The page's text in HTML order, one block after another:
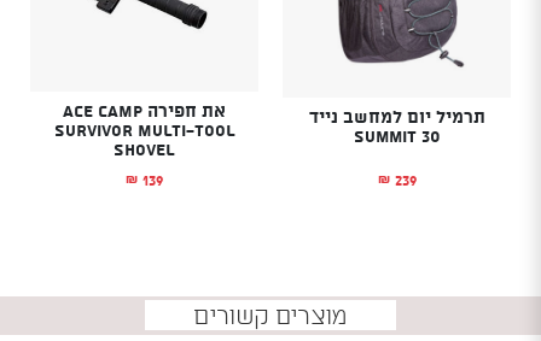
תרמיל יום למחשב נייד
Summit 30
₪ 239
את חפירה ACE CAMP
SURVIVOR MULTI-TOOL
SHOVEL
₪ 139
מוצרים קשורים